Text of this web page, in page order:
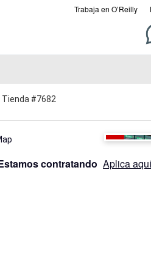
Trabaja en O’Reilly
Tienda #7682
contratando Aplica